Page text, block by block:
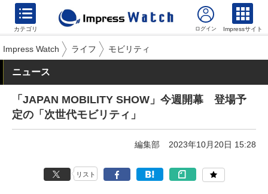
カテゴリ Impressサイト
Impress Watch ライフ モビリティ
ニュース
「JAPAN MOBILITY SHOW」今週開幕 登場予
定の「次世代モビリティ」
編集部 2023年10月20日 15:28
リスト